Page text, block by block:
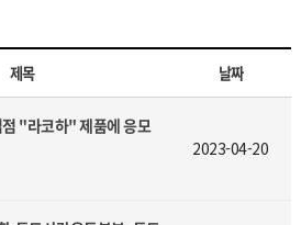
제목 날짜
"라코하" 제품에 응모
2023-04-20